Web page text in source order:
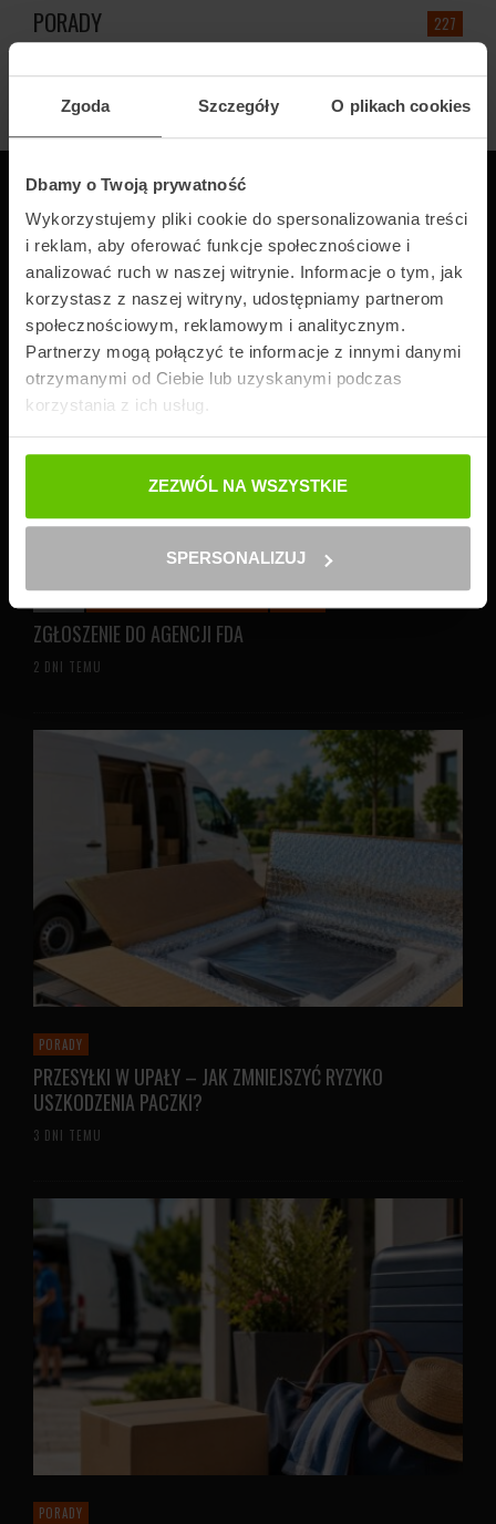
Zgoda Szczegóły O plikach cookies
Dbamy o Twoją prywatność
Wykorzystujemy pliki cookie do spersonalizowania treści
i reklam, aby oferować funkcje społecznościowe i
analizować ruch w naszej witrynie. Informacje o tym, jak
korzystasz z naszej witryny, udostępniamy partnerom
społecznościowym, reklamowym i analitycznym.
Partnerzy mogą połączyć te informacje z innymi danymi
otrzymanymi od Ciebie lub uzyskanymi podczas
korzystania z ich usług.
ZEZWÓL NA WSZYSTKIE
SPERSONALIZUJ
227
PORADY
375
PRZESYŁKI KURIERSKIE
NAJCZĘŚCIEJ CZYTANE ARTYKUŁY
DOWIEDZ SIĘ WIĘCEJ O LOGISTYCE
ZGŁOSZENIE DO AGENCJI FDA
2 DNI TEMU
PORADY
PRZESYŁKI W UPAŁY – JAK ZMNIEJSZYĆ RYZYKO
USZKODZENIA PACZKI?
3 DNI TEMU
PORADY